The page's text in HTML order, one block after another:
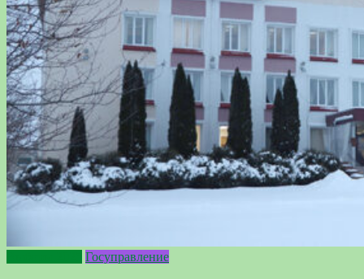
Госуправление